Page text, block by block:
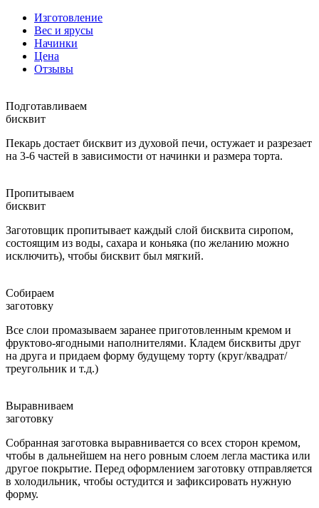
Изготовление
Вес и ярусы
Начинки
Цена
Отзывы
Подготавливаем
бисквит
Пекарь достает бисквит из духовой печи, остужает и разрезает
на 3-6 частей в зависимости от начинки и размера торта.
Пропитываем
бисквит
Заготовщик пропитывает каждый слой бисквита сиропом,
состоящим из воды, сахара и коньяка (по желанию можно
исключить), чтобы бисквит был мягкий.
Собираем
заготовку
Все слои промазываем заранее приготовленным кремом и
фруктово-ягодными наполнителями. Кладем бисквиты друг
на друга и придаем форму будущему торту (круг/квадрат/
треугольник и т.д.)
Выравниваем
заготовку
Собранная заготовка выравнивается со всех сторон кремом,
чтобы в дальнейшем на него ровным слоем легла мастика или
другое покрытие. Перед оформлением заготовку отправляется
в холодильник, чтобы остудится и зафиксировать нужную
форму.